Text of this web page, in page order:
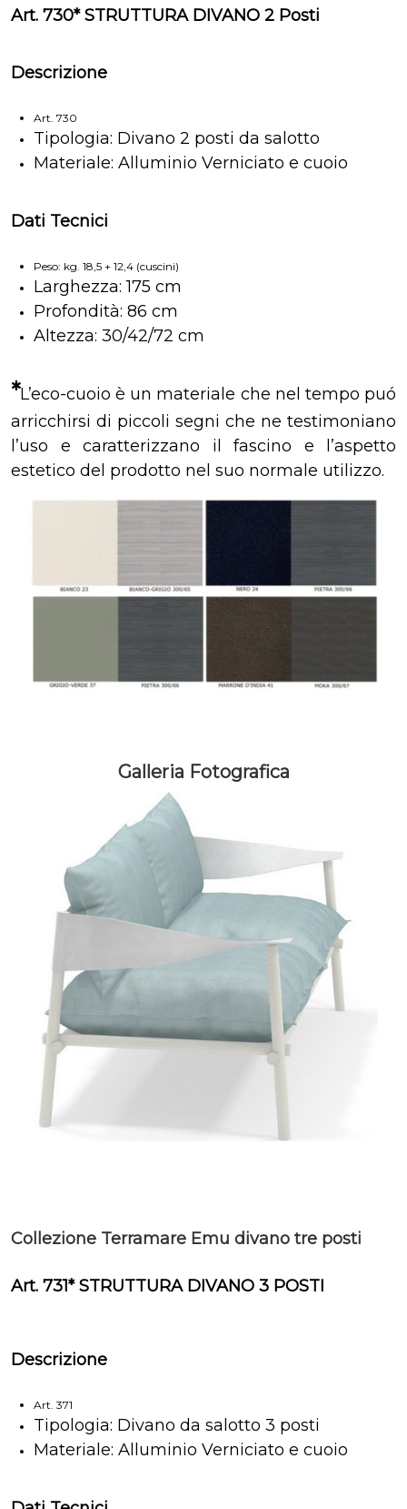
Art. 730* STRUTTURA DIVANO 2 Posti
Descrizione
Art. 730
Tipologia: Divano 2 posti da salotto
Materiale: Alluminio Verniciato e cuoio
Dati Tecnici
Peso: kg. 18,5 + 12,4 (cuscini)
Larghezza: 175 cm
Profondità: 86 cm
Altezza: 30/42/72 cm
*L’eco-cuoio è un materiale che nel tempo puó
arricchirsi di piccoli segni che ne testimoniano
l’uso e caratterizzano il fascino e l’aspetto
estetico del prodotto nel suo normale utilizzo.
Galleria Fotografica
Collezione Terramare Emu divano tre posti
Art. 731* STRUTTURA DIVANO 3 POSTI
Descrizione
Art. 371
Tipologia: Divano da salotto 3 posti
Materiale: Alluminio Verniciato e cuoio